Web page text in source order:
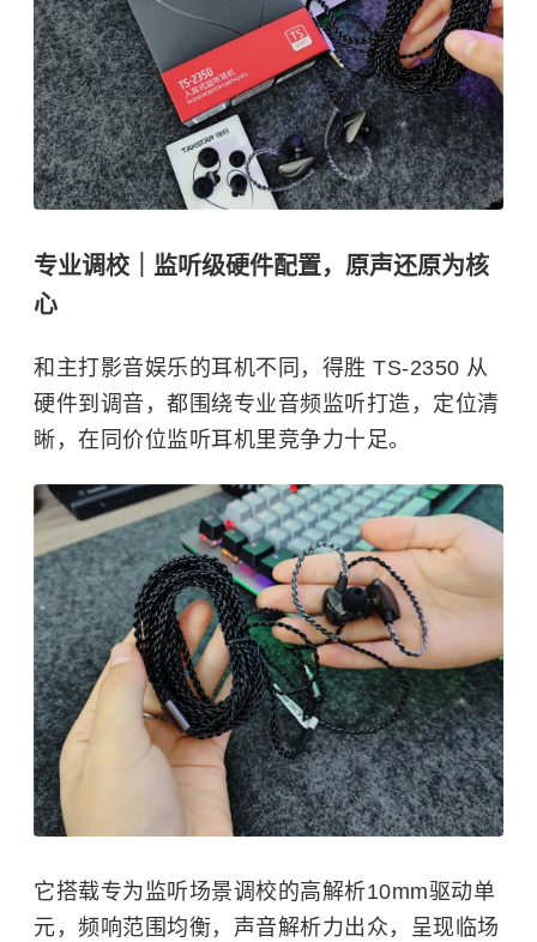
专业调校｜监听级硬件配置，原声还原为核
心
和主打影音娱乐的耳机不同，得胜 TS-2350 从
硬件到调音，都围绕专业音频监听打造，定位清
晰，在同价位监听耳机里竞争力十足。
它搭载专为监听场景调校的高解析10mm驱动单
元，频响范围均衡，声音解析力出众，呈现临场